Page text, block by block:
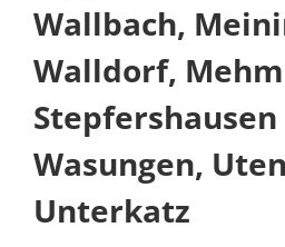
Wallbach,
Walldorf,
Wasungen,
Unterkatz